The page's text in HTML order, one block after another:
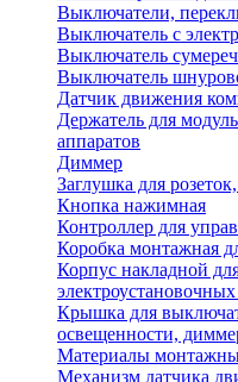
Выключатели,
Выключатель с
Выключатель
Выключатель
Датчик движения
Держатель для
аппаратов
Диммер
Заглушка для
Кнопка нажимная
Контроллер для
Коробка монтажная
Корпус накладной
Крышка для
освещенности,
Материалы
Механизм датчика